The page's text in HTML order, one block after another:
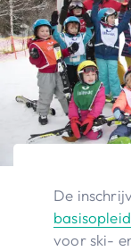
De
voor ski-